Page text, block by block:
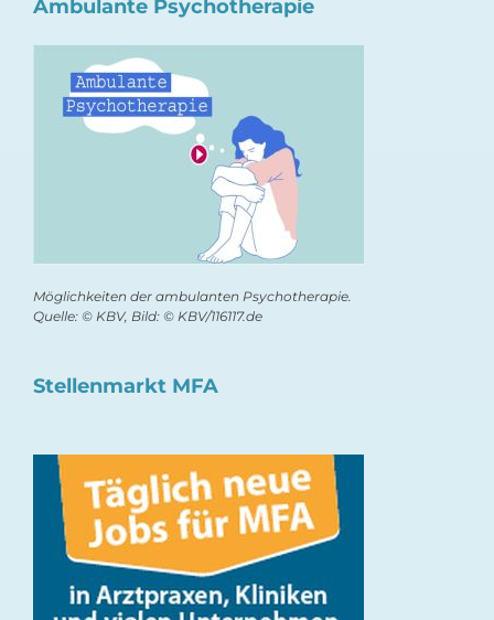
Ambulante Psychotherapie
Möglichkeiten der ambulanten Psychotherapie.
Quelle: © KBV, Bild: © KBV/116117.de
Stellenmarkt MFA